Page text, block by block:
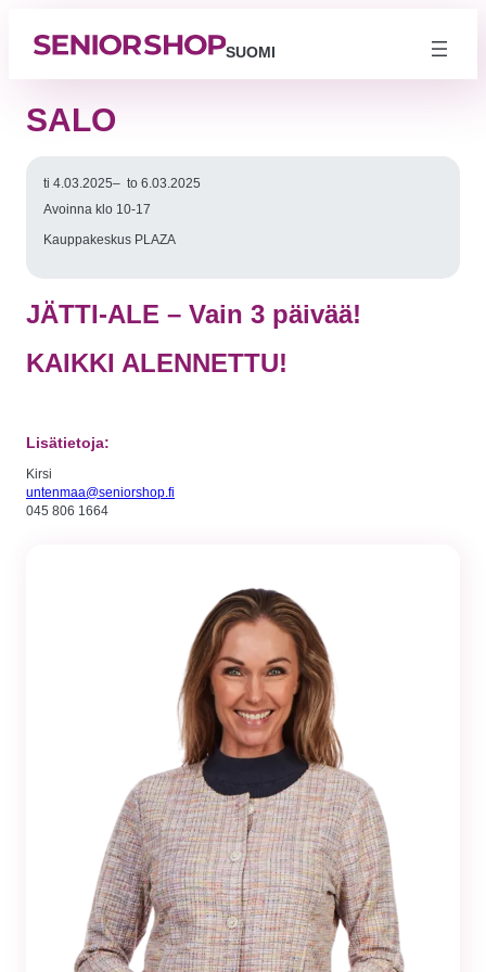
SUOMI
SALO
ti 4.03.2025– to 6.03.2025
Avoinna klo 10-17
Kauppakeskus PLAZA
JÄTTI-ALE – Vain 3 päivää!
KAIKKI ALENNETTU!
Lisätietoja:
Kirsi
untenmaa@seniorshop.fi
045 806 1664
Välttämättömät
ja rakennetta
sen perusteella
kuinka sitä
käytetään.
Kokemus
Jotta sivustomme
toimisi
mahdollisimman
hyvin vierailusi
aikana. Jos et salli
näitä evästeitä,
osa
toiminnallisuudesta
ei tule olemaan
käytettävissäsi
sivustolla.
Markkinointi
Jos jaat huomiosi
ja toimesi
sivustollamme, on